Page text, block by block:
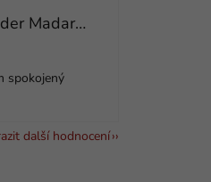
Alexander Madarás
obchodu je 5 z 5 hvězdiček.
spokojený
další hodnocení